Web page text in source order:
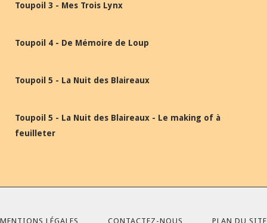
Toupoil 3 - Mes Trois Lynx
Toupoil 4 - De Mémoire de Loup
Toupoil 5 - La Nuit des Blaireaux
Toupoil 5 - La Nuit des Blaireaux - Le making of à
feuilleter
MENTIONS LÉGALES CONTACTEZ-NOUS PLAN DU SITE